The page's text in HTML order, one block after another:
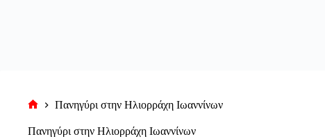
σελίδα
Πανηγύρι στην Ηλιορράχη Ιωαννίνων
Πανηγύρι στην Ηλιορράχη Ιωαννίνων